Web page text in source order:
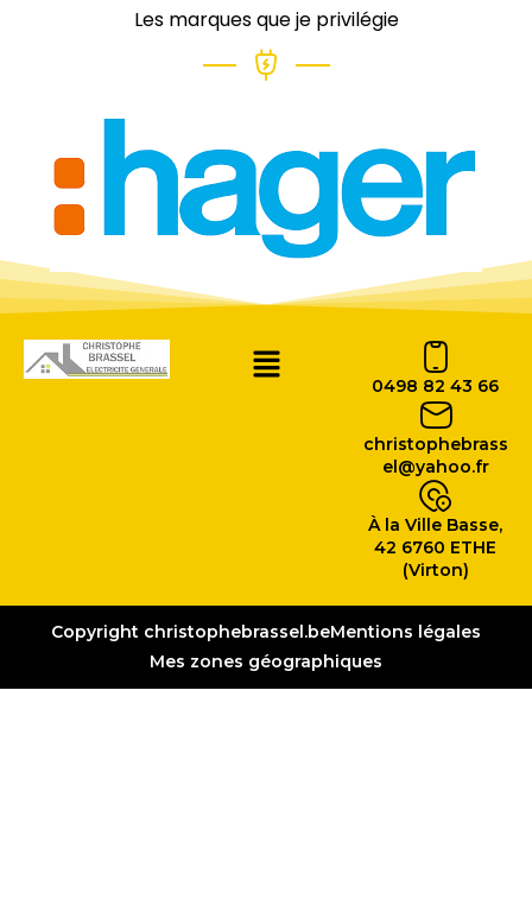
Les marques que je privilégie
0498 82 43 66
christophebrass
el@yahoo.fr
À la Ville Basse,
42 6760 ETHE
(Virton)
Copyright christophebrassel.beMentions légales
Mes zones géographiques